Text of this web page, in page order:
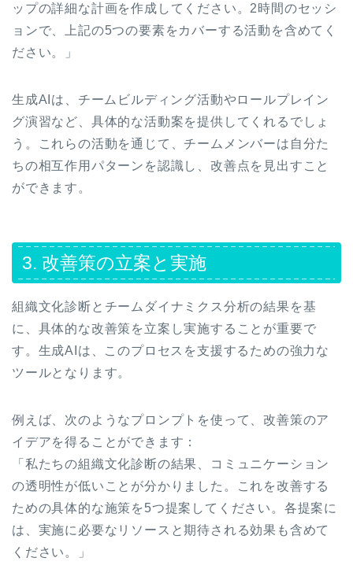
ップの詳細な計画を作成してください。2時間のセッシ
ョンで、上記の5つの要素をカバーする活動を含めてく
ださい。」
生成AIは、チームビルディング活動やロールプレイン
グ演習など、具体的な活動案を提供してくれるでしょ
う。これらの活動を通じて、チームメンバーは自分た
ちの相互作用パターンを認識し、改善点を見出すこと
ができます。
3. 改善策の立案と実施
組織文化診断とチームダイナミクス分析の結果を基
に、具体的な改善策を立案し実施することが重要で
す。生成AIは、このプロセスを支援するための強力な
ツールとなります。
例えば、次のようなプロンプトを使って、改善策のア
イデアを得ることができます：
「私たちの組織文化診断の結果、コミュニケーション
の透明性が低いことが分かりました。これを改善する
ための具体的な施策を5つ提案してください。各提案に
は、実施に必要なリソースと期待される効果も含めて
ください。」